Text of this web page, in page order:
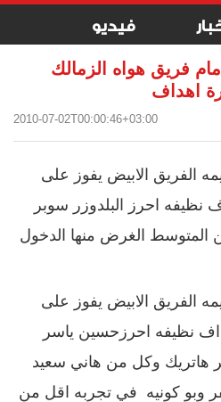
فيديو
فريق هواه الزمالك
اهداف
2010-07-02T00:00:46+03:00
الفريق الابيض يفوز على
نظيفه احرز البلدوزر سوبر
المتوسط الغرض منها الدخول
الفريق الابيض يفوز على
نظيفه احرزحسين ياسر
هاتريك وكل من هاني سعيد
وبو كونيه في تجربه اقل من